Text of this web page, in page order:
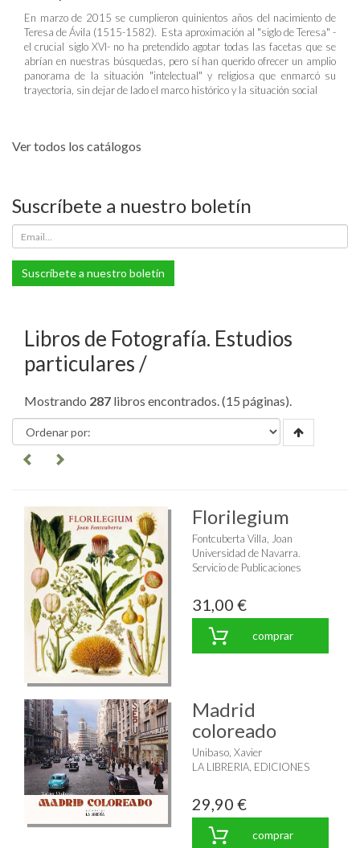
En marzo de 2015 se cumplieron quinientos años del nacimiento de
Teresa de Ávila (1515-1582). Esta aproximación al "siglo de Teresa" -
el crucial siglo XVI- no ha pretendido agotar todas las facetas que se
abrían en nuestras búsquedas, pero sí han querido ofrecer un amplio
panorama de la situación "intelectual" y religiosa que enmarcó su
trayectoria, sin dejar de lado el marco histórico y la situación social
Ver todos los catálogos
Suscríbete a nuestro boletín
Suscríbete a nuestro boletín
Libros de Fotografía. Estudios
particulares
Mostrando 287 libros encontrados. (15 páginas).
Florilegium
Fontcuberta Villa, Joan
Universidad de Navarra.
Servicio de Publicaciones
31,00 €
comprar
Madrid
coloreado
Unibaso, Xavier
LA LIBRERIA, EDICIONES
29,90 €
comprar